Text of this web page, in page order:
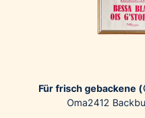
Für frisch gebackene
Oma2412